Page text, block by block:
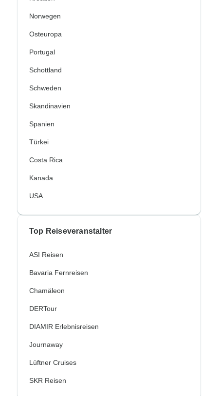
Norwegen
Osteuropa
Portugal
Schottland
Schweden
Skandinavien
Spanien
Türkei
Costa Rica
Kanada
USA
Top Reiseveranstalter
ASI Reisen
Bavaria Fernreisen
Chamäleon
DERTour
DIAMIR Erlebnisreisen
Journaway
Lüftner Cruises
SKR Reisen